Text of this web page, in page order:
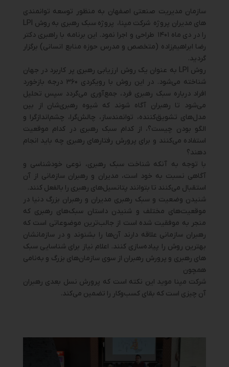
سازمان مدیریت صنعتی اصفهان به منظور توسعه توانمندی
های مدیران پروژه شرکت مپنا، پروژه سبک رهبری به روش LPI
را در دی ماه ۱۴۰۱ طراحی و اجرا نمود. این برنامه با راهبری دکتر
رضا ابراهیم‌زاده (متخصص و مدرس حوزه منابع انسانی) برگزار
گردید.
روش LPI به عنوان یک روش ارزیابی رهبری پر کاربرد در جهان
شناخته می‌شود. در این روش با رویکردی ۳۶۰ درجه بازخورد
افراد درباره سبک رهبری فرد، جمع‌آوری می‌گردد سپس تحلیل
می‌شود تا رهبران آگاه شوند که شیوه رهبری‌شان از بین
مدل‌های تشویق‌کننده، توانمندساز، چالش‌گرا، چشم‌اندازگرا و
الگو بودن چیست؟، از کدام سبک رهبری در کدام موقعیت
استفاده می‌کنند و برای پرورش رفتارهای رهبری چه باید انجام
دهند؟
با توجه به آنکه شناخت سبک رهبری، نوعی خودشناسی و
آگاهی نسبت به خود است، مدیران و رهبران سازمانی از آن
استقبال می‌کنند تا بتوانند پتانسیل‌های رهبری را بالفعل کنند.
شنیدن وضعیت و سبک رهبری مدیران و رهبران بزرگ دنیا در
موقعیت‌های مختلف و شنیدن داستان سبک‌های رهبری که
منجر به موفقیت شده است از جالب‌ترین موضوعاتی است که
رهبران سازمانی علاقه دارند آن‌ها را بشنوند و در سازمانشان
بهترین روش را پیاده‌سازی کنند. اعلام نیاز برای شناسایی سبک‌
های رهبری و پرورش رهبران از سوی سازمان‌های بزرگ و به‌نامی
همچون
شرکت مپنا موید این نکته است که پرورش نسل بعدی رهبران
آن چیزی است که بقای کسب‌وکار را تضمین می‌کند.